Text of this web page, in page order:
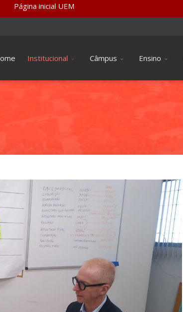
Página inicial UEM
Institucional Câmpus Ensino